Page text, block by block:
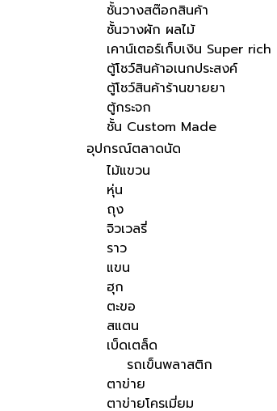
ชั้นวางสต๊อกสินค้า
ชั้นวางผัก ผลไม้
เคาน์เตอร์เก็บเงิน Super rich
ตู้โชว์สินค้าอเนกประสงค์
ตู้โชว์สินค้าร้านขายยา
ตู้กระจก
ชั้น Custom Made
อุปกรณ์ตลาดนัด
ไม้แขวน
หุ่น
ถุง
จิวเวลรี่
ราว
แขน
ฮุก
ตะขอ
สแตน
เบ็ดเตล็ด
รถเข็นพลาสติก
ตาข่าย
ตาข่ายโครเมี่ยม